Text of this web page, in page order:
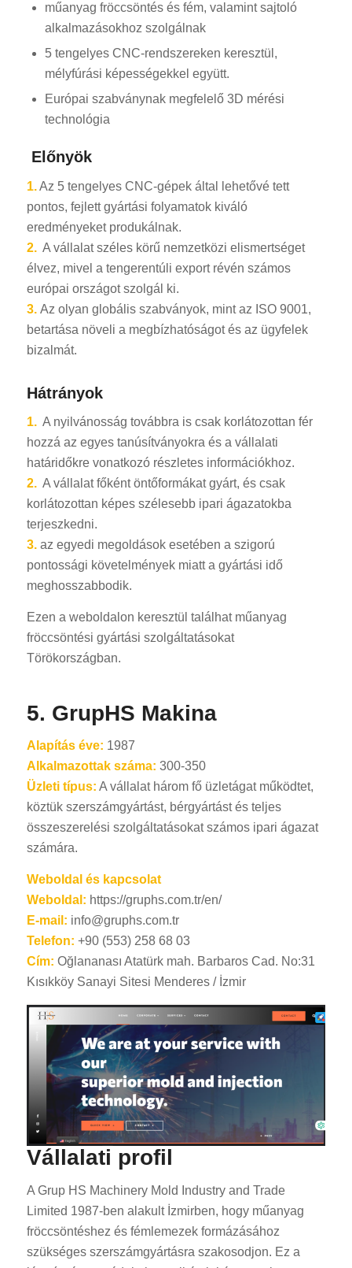
műanyag fröccsöntés és fém, valamint sajtoló
alkalmazásokhoz szolgálnak
5 tengelyes CNC-rendszereken keresztül,
mélyfúrási képességekkel együtt.
Európai szabványnak megfelelő 3D mérési
technológia
Előnyök
1.Az 5 tengelyes CNC-gépek által lehetővé tett
pontos, fejlett gyártási folyamatok kiváló
eredményeket produkálnak.
2.A vállalat széles körű nemzetközi elismertséget
élvez, mivel a tengerentúli export révén számos
európai országot szolgál ki.
3.Az olyan globális szabványok, mint az ISO 9001,
betartása növeli a megbízhatóságot és az ügyfelek
bizalmát.
Hátrányok
1.A nyilvánosság továbbra is csak korlátozottan fér
hozzá az egyes tanúsítványokra és a vállalati
határidőkre vonatkozó részletes információkhoz.
2.A vállalat főként öntőformákat gyárt, és csak
korlátozottan képes szélesebb ipari ágazatokba
terjeszkedni.
3.az egyedi megoldások esetében a szigorú
pontossági követelmények miatt a gyártási idő
meghosszabbodik.
Ezen a weboldalon keresztül találhat műanyag
fröccsöntési gyártási szolgáltatásokat
Törökországban.
5. GrupHS Makina
Alapítás éve: 1987
Alkalmazottak száma: 300-350
Üzleti típus: A vállalat három fő üzletágat működtet,
köztük szerszámgyártást, bérgyártást és teljes
összeszerelési szolgáltatásokat számos ipari ágazat
számára.
Weboldal és kapcsolat
Weboldal: https://gruphs.com.tr/en/
E-mail: info@gruphs.com.tr
Telefon: +90 (553) 258 68 03
Cím: Oğlananası Atatürk mah. Barbaros Cad. No:31
Kısıkköy Sanayi Sitesi Menderes / İzmir
Vállalati profil
A Grup HS Machinery Mold Industry and Trade
Limited 1987-ben alakult İzmirben, hogy műanyag
fröccsöntéshez és fémlemezek formázásához
szükséges szerszámgyártásra szakosodjon. Ez a